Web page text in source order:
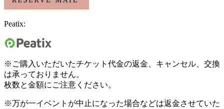
Peatix:
※ ご購入いただいたチケット代金の返金、キャンセル、交換
は承っておりません。
枚数と金額にご注意ください。
※万が一イベントが中止になった場合などは返金させていた